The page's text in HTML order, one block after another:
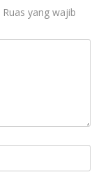
Ruas yang wajib